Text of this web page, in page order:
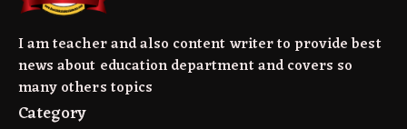
I am teacher and also content writer to provide best
news about education department and covers so
many others topics
Category